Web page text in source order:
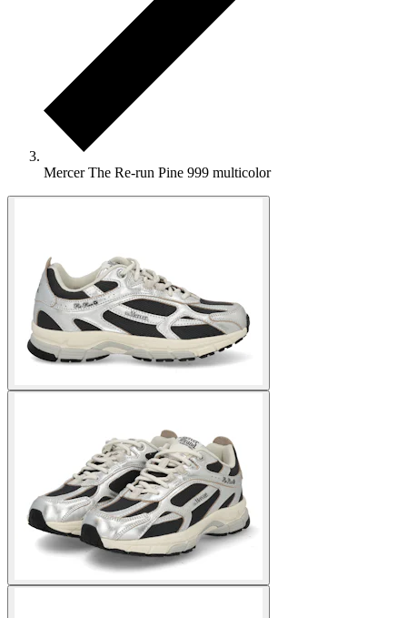
Mercer The Re-run Pine 999 multicolor